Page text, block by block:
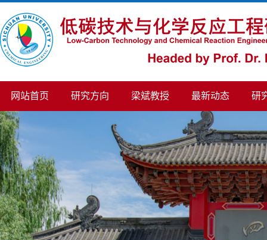
网站首页 研究方向 梁斌教授 最新动态 研